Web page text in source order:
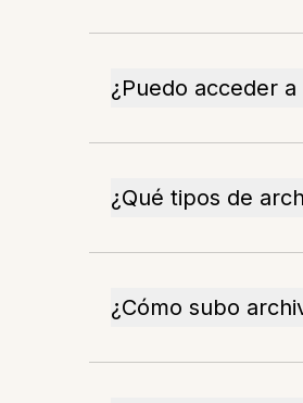
¿Puedo acceder
¿Qué tipos de
¿Cómo subo